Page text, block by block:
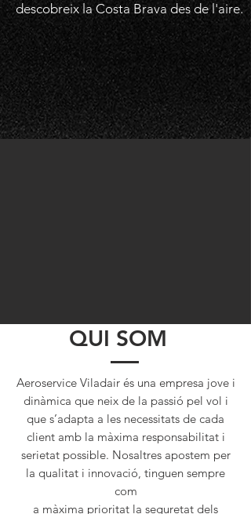
descobreix la Costa Brava des de l'aire.
QUI SOM
Aeroservice Viladair és una empresa jove i
dinàmica que neix de la passió pel vol i
que s’adapta a les necessitats de cada
client amb la màxima responsabilitat i
serietat possible. Nosaltres apostem per
la qualitat i innovació, tinguen sempre
com
a màxima prioritat la seguretat dels